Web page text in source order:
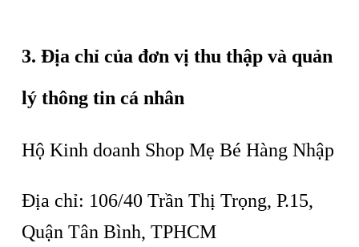
3. Địa chỉ của đơn vị thu thập và quản
lý thông tin cá nhân
Hộ Kinh doanh Shop Mẹ Bé Hàng Nhập
Địa chỉ: 106/40 Trần Thị Trọng, P.15,
Quận Tân Bình, TPHCM